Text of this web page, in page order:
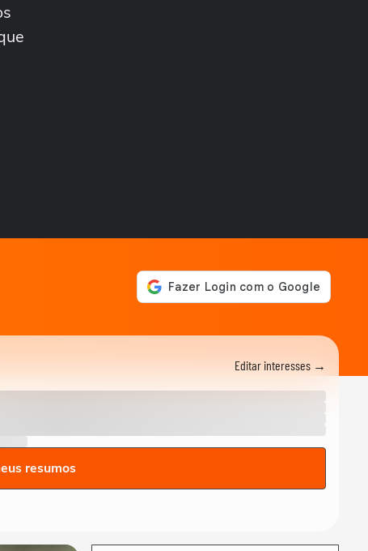
de Caruaru tem até
TERRAIÁ
Pastel de carne com açúcar
faz sucesso e desperta
TERRAIÁ
Elba Ramalho celebra São
debaixo de chuva...
Jó Miranda celebra show
Editar interesses →
resumos